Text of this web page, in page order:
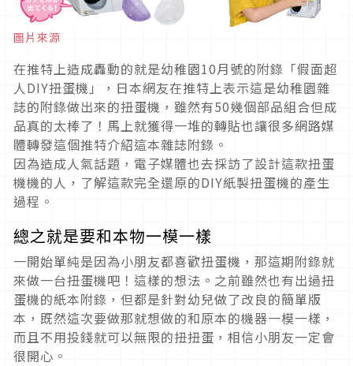
圖片來源
在推特上造成轟動的就是幼稚園10月號的附錄「假面超
人DIY扭蛋機」，日本網友在推特上表示這是幼稚園雜
誌的附錄做出來的扭蛋機，雖然有50幾個部品組合但成
品真的太棒了！馬上就獲得一堆的轉貼也讓很多網路媒
體轉發這個推特介紹這本雜誌附錄。
因為造成人氣話題，電子媒體也去採訪了設計這款扭蛋
機機的人，了解這款完全還原的DIY紙製扭蛋機的產生
過程。
總之就是要和本物一模一樣
一開始單純是因為小朋友都喜歡扭蛋機，那這期附錄就
來做一台扭蛋機吧！這樣的想法。之前雖然也有出過扭
蛋機的紙本附錄，但都是針對幼兒做了改良的簡單版
本，既然這次要做那就想做的和原本的機器一模一樣，
而且不用投錢就可以無限的扭扭蛋，相信小朋友一定會
很開心。